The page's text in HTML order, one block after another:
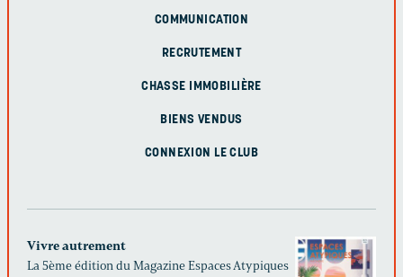
COMMUNICATION
RECRUTEMENT
CHASSE IMMOBILIÈRE
BIENS VENDUS
CONNEXION LE CLUB
Vivre autrement
La 5ème édition du Magazine Espaces Atypiques